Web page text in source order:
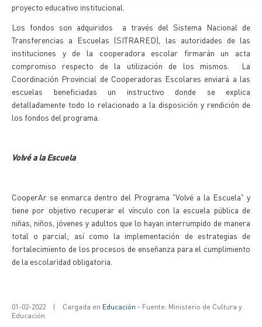
proyecto educativo institucional.
Los fondos son adquiridos a través del Sistema Nacional de
Transferencias a Escuelas (SITRARED), las autoridades de las
instituciones y de la cooperadora escolar firmarán un acta
compromiso respecto de la utilización de los mismos. La
Coordinación Provincial de Cooperadoras Escolares enviará a las
escuelas beneficiadas un instructivo donde se explica
detalladamente todo lo relacionado a la disposición y rendición de
los fondos del programa.
Volvé a la Escuela
CooperAr se enmarca dentro del Programa "Volvé a la Escuela" y
tiene por objetivo recuperar el vínculo con la escuela pública de
niñas, niños, jóvenes y adultos que lo hayan interrumpido de manera
total o parcial; así como la implementación de estrategias de
fortalecimiento de los procesos de enseñanza para el cumplimiento
de la escolaridad obligatoria.
01-02-2022 | Cargada en Educación - Fuente: Ministerio de Cultura y
Educación